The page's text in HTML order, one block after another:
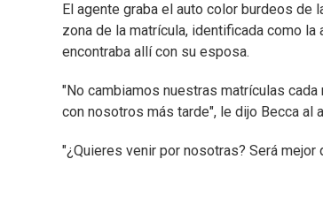
El agente graba el auto color burdeos
zona de la matrícula, identificada como la
encontraba allí con su esposa.
"No cambiamos nuestras matrículas
con nosotros más tarde", le dijo Becca al
"¿Quieres venir por nosotras? Será